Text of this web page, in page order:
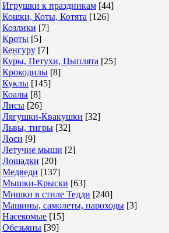
Игрушки к праздникам [44]
Кошки, Коты, Котята [126]
Козлики [7]
Кроты [5]
Кенгуру [7]
Куры, Петухи, Цыплята [25]
Крокодилы [8]
Куклы [145]
Коалы [8]
Лисы [26]
Лягушки-Квакушки [32]
Львы, тигры [32]
Лоси [9]
Летучие мыши [2]
Лошадки [20]
Медведи [137]
Мышки-Крыски [63]
Мишки в стиле Тедди [240]
Машины, самолеты, пароходы [3]
Насекомые [15]
Обезьяны [39]